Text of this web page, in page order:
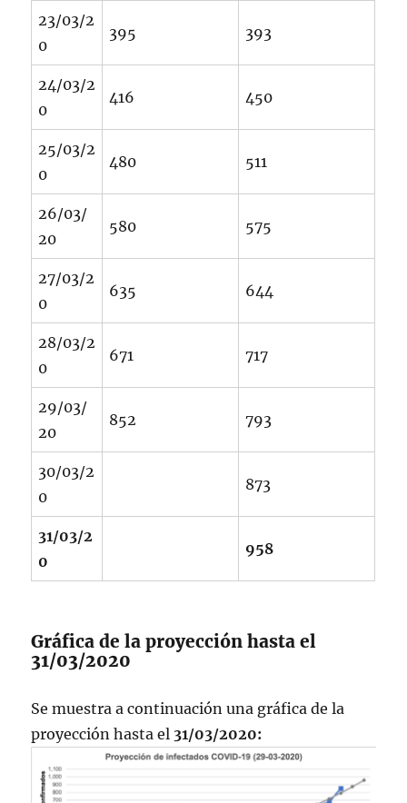
23/03/2
0
395 393
24/03/2
0
416 450
25/03/2
0
480 511
26/03/
20
580 575
27/03/2
0
635 644
28/03/2
0
671 717
29/03/
20
852 793
30/03/2
0
873
31/03/2
0
958
Gráfica de la proyección hasta el
31/03/2020
Se muestra a continuación una gráfica de la
proyección hasta el 31/03/2020: